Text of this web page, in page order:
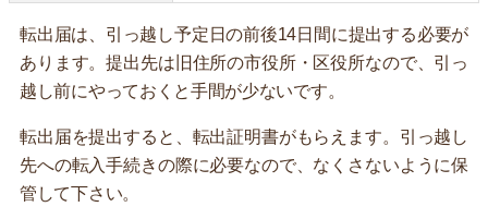
転出届は、引っ越し予定日の前後14日間に提出する必要が
あります。提出先は旧住所の市役所・区役所なので、引っ
越し前にやっておくと手間が少ないです。
転出届を提出すると、転出証明書がもらえます。引っ越し
先への転入手続きの際に必要なので、なくさないように保
管して下さい。